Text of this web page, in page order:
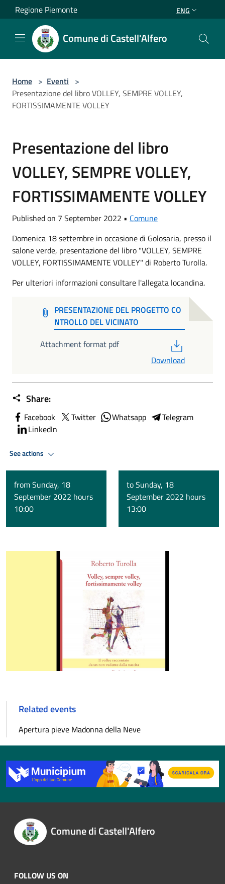
Salta al contenuto principale
Regione Piemonte ENG
Comune di Castell'Alfero
Home > Eventi >
Presentazione del libro VOLLEY, SEMPRE VOLLEY,
FORTISSIMAMENTE VOLLEY
Presentazione del libro
VOLLEY, SEMPRE VOLLEY,
FORTISSIMAMENTE VOLLEY
Published on 7 September 2022 • Comune
Domenica 18 settembre in occasione di Golosaria, presso il
salone verde, presentazione del libro "VOLLEY, SEMPRE
VOLLEY, FORTISSIMAMENTE VOLLEY" di Roberto Turolla.
Per ulteriori informazioni consultare l'allegata locandina.
PRESENTAZIONE DEL PROGETTO CO
NTROLLO DEL VICINATO
Attachment format pdf
Download
Share:
Facebook Twitter Whatsapp
Telegram
LinkedIn
See actions
from Sunday, 18
September 2022 hours
10:00
to Sunday, 18
September 2022 hours
13:00
Related events
Apertura pieve Madonna della Neve
Comune di Castell'Alfero
FOLLOW US ON